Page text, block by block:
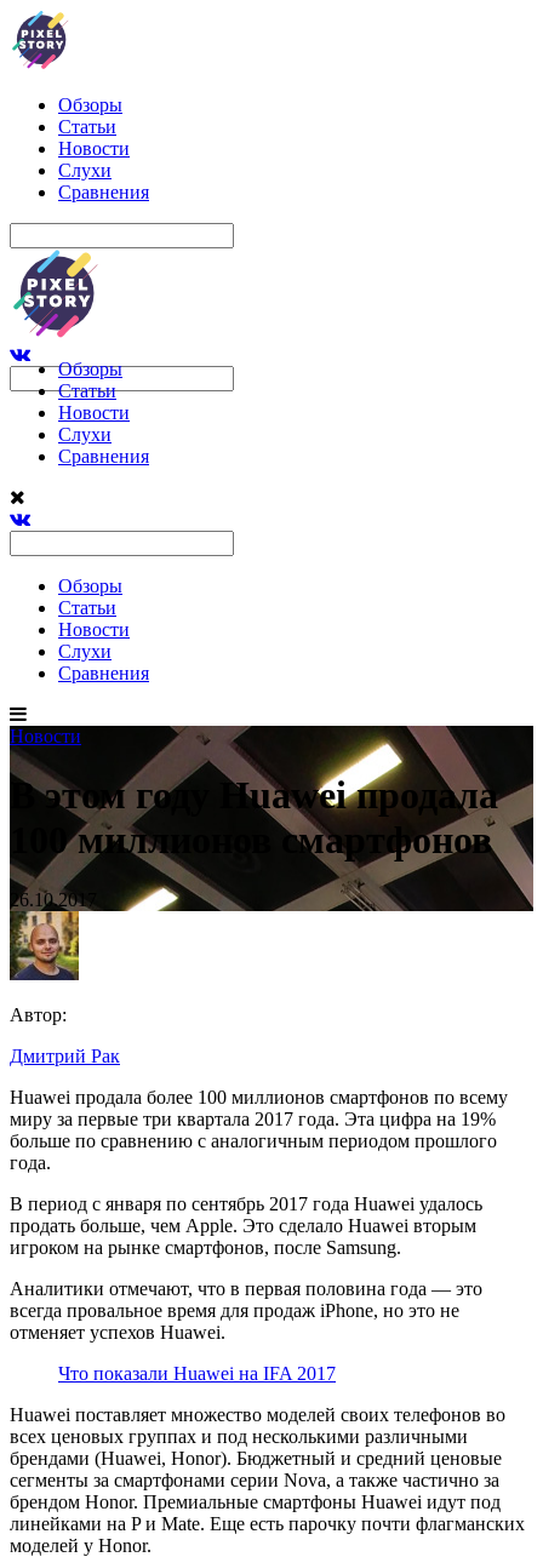
Обзоры
Статьи
Новости
Слухи
Сравнения
Обзоры
Статьи
Новости
Слухи
Сравнения
Обзоры
Статьи
Новости
Слухи
Сравнения
Новости
В этом году Huawei продала
100 миллионов смартфонов
26.10.2017
Автор:
Дмитрий Рак
В
этом
году
Huawei
продала
100
миллионов
смартфонов
Huawei продала более 100 миллионов смартфонов по всему
миру за первые три квартала 2017 года. Эта цифра на 19%
больше по сравнению с аналогичным периодом прошлого
года.
В период с января по сентябрь 2017 года Huawei удалось
продать больше, чем Apple. Это сделало Huawei вторым
игроком на рынке смартфонов, после Samsung.
Аналитики отмечают, что в первая половина года — это
всегда провальное время для продаж iPhone, но это не
отменяет успехов Huawei.
Что показали Huawei на IFA 2017
Huawei поставляет множество моделей своих телефонов во
всех ценовых группах и под несколькими различными
брендами (Huawei, Honor). Бюджетный и средний ценовые
сегменты за смартфонами серии Nova, а также частично за
брендом Honor. Премиальные смартфоны Huawei идут под
линейками на P и Mate. Еще есть парочку почти флагманских
моделей у Honor.